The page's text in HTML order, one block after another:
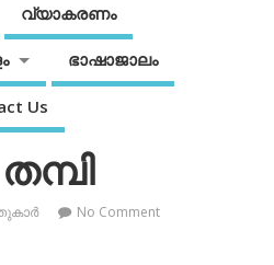
വ്യാകരണം
ഭാഷാജാലം
Us
No Comment